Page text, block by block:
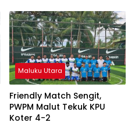
Maluku Utara
Friendly Match Sengit,
PWPM Malut Tekuk KPU
Koter 4-2